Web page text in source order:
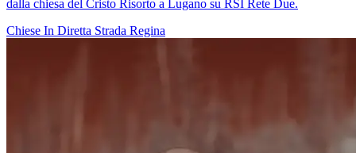
dalla chiesa del Cristo Risorto a Lugano su RSI Rete Due.
Chiese In Diretta Strada Regina